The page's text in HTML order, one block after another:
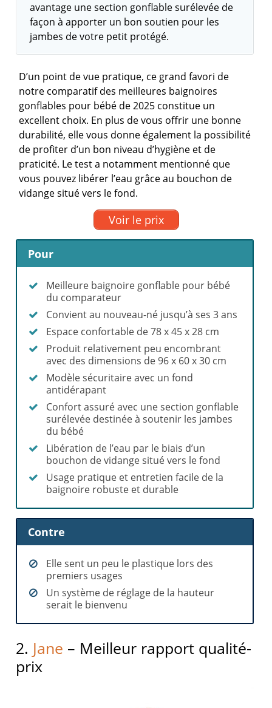
avantage une section gonflable surélevée de
façon à apporter un bon soutien pour les
jambes de votre petit protégé.
D’un point de vue pratique, ce grand favori de
notre comparatif des meilleures baignoires
gonflables pour bébé de 2025 constitue un
excellent choix. En plus de vous offrir une bonne
durabilité, elle vous donne également la possibilité
de profiter d’un bon niveau d’hygiène et de
praticité. Le test a notamment mentionné que
vous pouvez libérer l’eau grâce au bouchon de
vidange situé vers le fond.
Voir le prix
Pour
Meilleure baignoire gonflable pour bébé
du comparateur
Convient au nouveau-né jusqu’à ses 3 ans
Espace confortable de 78 x 45 x 28 cm
Produit relativement peu encombrant
avec des dimensions de 96 x 60 x 30 cm
Modèle sécuritaire avec un fond
antidérapant
Confort assuré avec une section gonflable
surélevée destinée à soutenir les jambes
du bébé
Libération de l’eau par le biais d’un
bouchon de vidange situé vers le fond
Usage pratique et entretien facile de la
baignoire robuste et durable
Contre
Elle sent un peu le plastique lors des
premiers usages
Un système de réglage de la hauteur
serait le bienvenu
2. Jane – Meilleur rapport qualité-
prix